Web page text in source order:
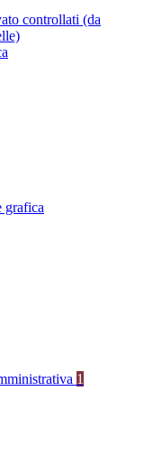
controllati (da
grafica
1